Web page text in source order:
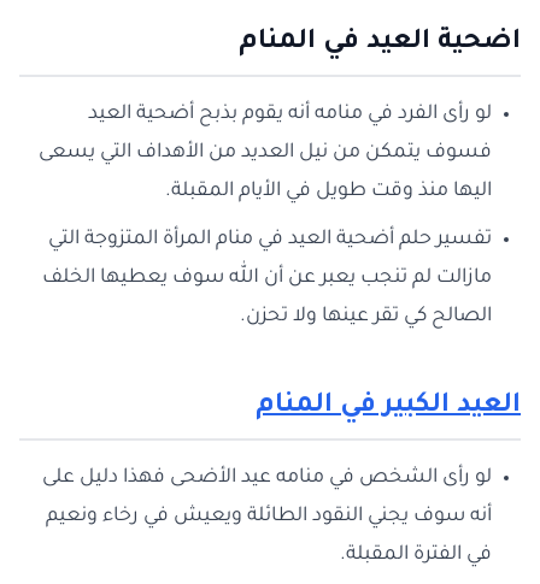
اضحية العيد في المنام
لو رأى الفرد في منامه أنه يقوم بذبح أضحية العيد
فسوف يتمكن من نيل العديد من الأهداف التي يسعى
اليها منذ وقت طويل في الأيام المقبلة.
تفسير حلم أضحية العيد في منام المرأة المتزوجة التي
مازالت لم تنجب يعبر عن أن الله سوف يعطيها الخلف
الصالح كي تقر عينها ولا تحزن.
العيد الكبير في المنام
لو رأى الشخص في منامه عيد الأضحى فهذا دليل على
أنه سوف يجني النقود الطائلة ويعيش في رخاء ونعيم
في الفترة المقبلة.